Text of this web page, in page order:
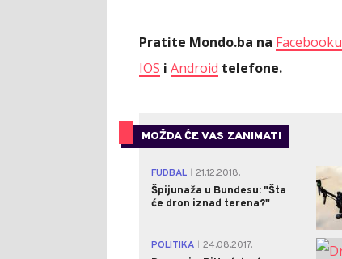
Pratite Mondo.ba na Facebooku
IOS i Android telefone.
MOŽDA ĆE VAS ZANIMATI
FUDBAL
21.12.2018.
Špijunaža u Bundesu: "Šta
će dron iznad terena?"
POLITIKA
24.08.2017.